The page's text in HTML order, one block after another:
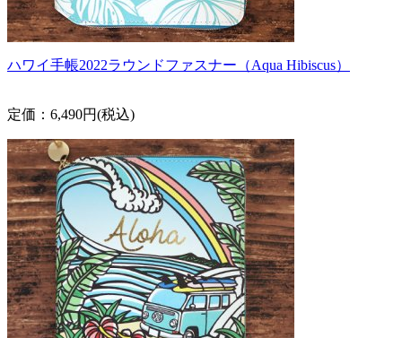
ハワイ手帳2022ラウンドファスナー（Aqua Hibiscus）
定価：6,490円(税込)